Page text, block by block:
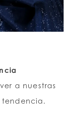
a nuestras
tendencia.